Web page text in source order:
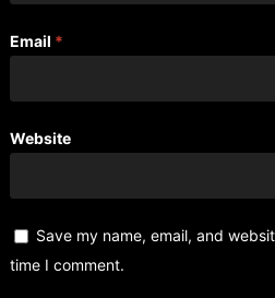
Email *
Website
Save my name, email, and
time I comment.